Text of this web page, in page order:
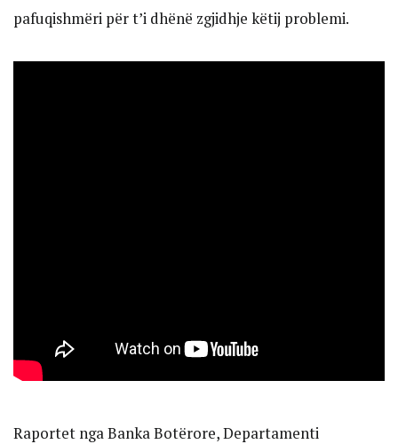
pafuqishmëri për t’i dhënë zgjidhje këtij problemi.
Raportet nga Banka Botërore, Departamenti